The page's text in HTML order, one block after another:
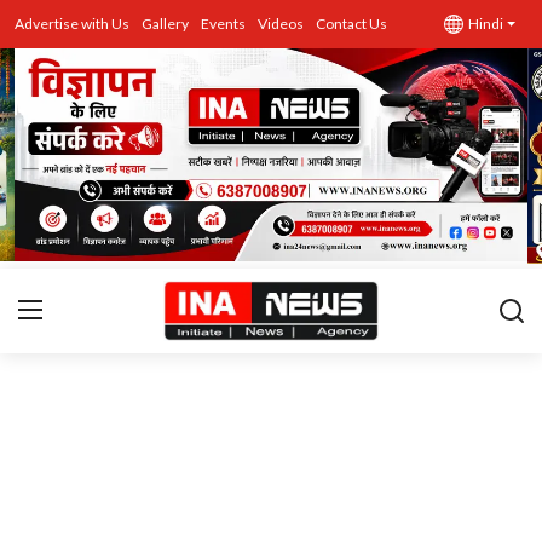
Advertise with Us Gallery Events Videos Contact Us Hindi
उत्तर प्रदेश
Advertise with Us
Events
राज्य